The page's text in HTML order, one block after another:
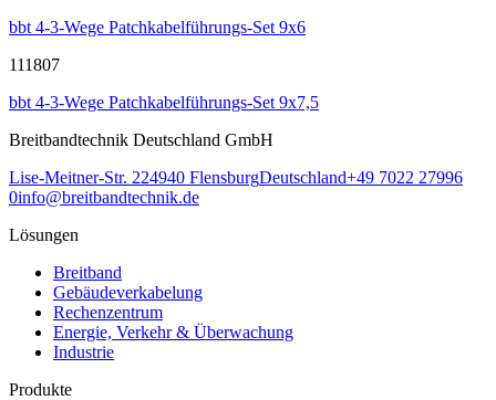
bbt 4-3-Wege Patchkabelführungs-Set 9x6
111807
bbt 4-3-Wege Patchkabelführungs-Set 9x7,5
Breitbandtechnik Deutschland GmbH
Lise-Meitner-Str. 224940 FlensburgDeutschland+49 7022 27996
0info@breitbandtechnik.de
Lösungen
Breitband
Gebäudeverkabelung
Rechenzentrum
Energie, Verkehr & Überwachung
Industrie
Produkte